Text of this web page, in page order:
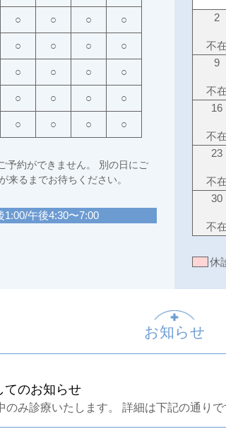
○ ○ ○ ○
○ ○ ○ ○
○ ○ ○ ○
○ ○ ○ ○
○ ○ ○ ○
予約ができません。 別の日にご
来るまでお待ちください。
午後4:30〜7:00
2
不在
9
不在
16
不在
23
不在
30
不在
休
お知らせ
てのお知らせ
のみ診療いたします。 詳細は下記の通